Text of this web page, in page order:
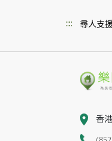
::: 尋人支
香